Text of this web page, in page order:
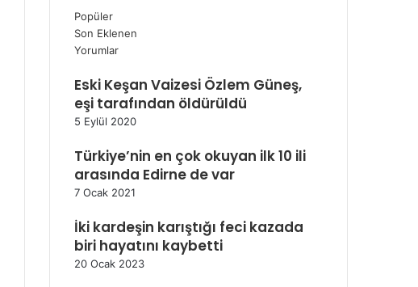
Popüler
Son Eklenen
Yorumlar
Eski Keşan Vaizesi Özlem Güneş,
eşi tarafından öldürüldü
5 Eylül 2020
Türkiye’nin en çok okuyan ilk 10 ili
arasında Edirne de var
7 Ocak 2021
İki kardeşin karıştığı feci kazada
biri hayatını kaybetti
20 Ocak 2023